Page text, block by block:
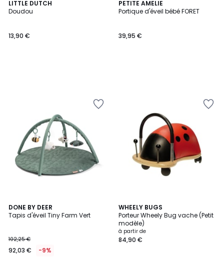
LITTLE DUTCH
Doudou
13,90 €
PETITE AMELIE
Portique d'éveil bébé FORET
39,95 €
DONE BY DEER
Tapis d'éveil Tiny Farm Vert
102,25 €
92,03 € -9%
WHEELY BUGS
Porteur Wheely Bug vache (Petit
modèle)
à partir de
84,90 €
6
Couleurs